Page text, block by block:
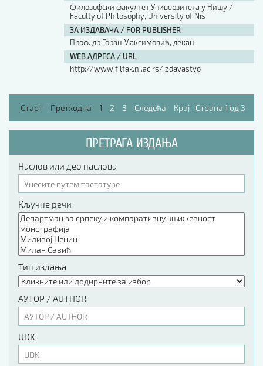
Филозофски факултет Универзитета у Нишу /
Faculty of Philosophy, University of Nis
ЗА ИЗДАВАЧА / FOR PUBLISHER
Проф. др Горан Максимовић, декан
WEB АДРЕСА / URL
http://www.filfak.ni.ac.rs/izdavastvo
Старт Претходна 1 2 3 Следећа Крај Страна 1 од 3
ПРЕТРАГА ИЗДАЊА
Наслов или део наслова
Кључне речи
Тип издања
АУТОР / AUTHOR
UDK